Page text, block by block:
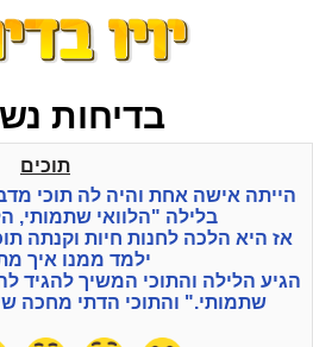
בדיחות
תוכים
הייתה אישה אחת והיה לה תוכי
בלילה "הלוואי שתמותי,
אז היא הלכה לחנות חיות וקנתה
ילמד ממנו איך
הגיע הלילה והתוכי המשיך להגיד
שתמותי." והתוכי הדתי מחכה